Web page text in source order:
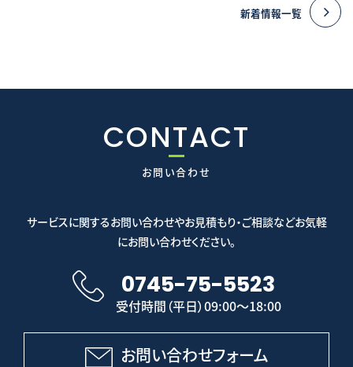
新着情報一覧
CONTACT
お問い合わせ
サービスに関するお問い合わせやお見積もり・ご相談などお気軽
にお問い合わせください。
0745-75-5523
受付時間（平日）09:00～18:00
お問い合わせフォーム